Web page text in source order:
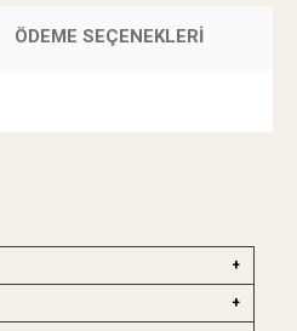
ÖDEME SEÇENEKLERI